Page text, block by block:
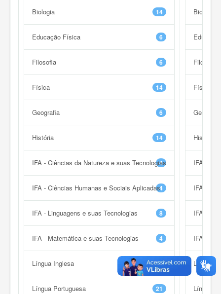
14
Biologia
6
Educação Física
6
Filosofia
14
Física
6
Geografia
14
História
4
IFA - Ciências da Natureza e suas Tecnologias
4
IFA - Ciências Humanas e Sociais Aplicadas
8
IFA - Linguagens e suas Tecnologias
4
IFA - Matemática e suas Tecnologias
6
Língua Inglesa
21
Língua Portuguesa
Biologia
Filosofia
Física
Geografia
História
IFA -
IFA -
IFA -
IFA -
Língua
Língua